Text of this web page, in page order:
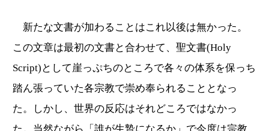
新たな文書が加わることはこれ以後は無かった。
この文章は最初の文書と合わせて、聖文書(Holy
Script)として崖っぷちのところで各々の体系を保っち
踏ん張っていた各宗教で崇め奉られることとなっ
た。しかし、世界の反応はそれどころではなかっ